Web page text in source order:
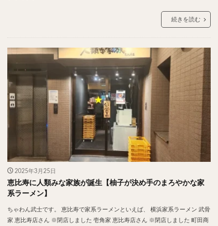
続きを読む
2025年3月25日
恵比寿に人類みな家族が誕生【柚子が決め手のまろやかな家
系ラーメン】
ちゃわん武士です。 恵比寿で家系ラーメンといえば、 横浜家系ラーメン 武骨
家 恵比寿店さん ※閉店しました 壱角家 恵比寿店さん ※閉店しました 町田商
うなぎ
鯖の味噌煮 おでん もつ鍋 ちゃんこ鍋
カレー カレーライス キーマカレー
ドライカレー カツカレー
スープカレー マッサマンカレー ステーキカレー
ナン ハヤシライス 天ぷら
ラーメン 中華そば 醤油ラーメン 支那そば
塩ラーメン 味噌ラーメン とんこつラーメン
熊本ラーメン 家系ラーメン
二郎系ラーメン 煮干しラーメン 鶏白湯ラーメン
担々麺
カレーラーメン 海老ラーメン 鯛ラーメン
ワンタンメン 酸辣湯麺 麻婆麺 牛骨ラーメン